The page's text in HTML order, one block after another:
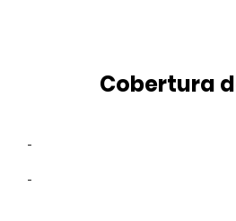
Cobertura
-
-